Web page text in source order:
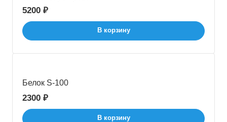
5200 ₽
В корзину
Белок S-100
2300 ₽
В корзину